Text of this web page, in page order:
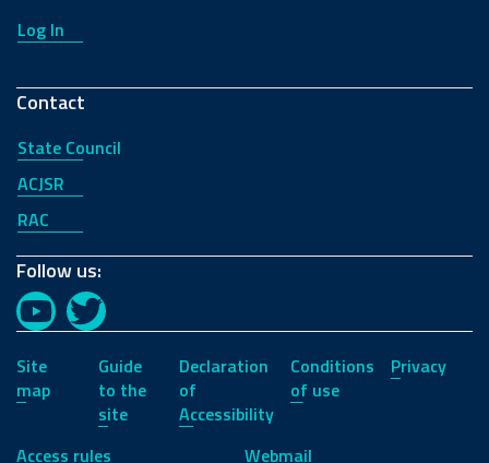
Log In
Contact
State Council
ACJSR
RAC
Follow us:
YouTubeTwitter
Site
map
Guide
to the
site
Declaration
of
Accessibility
Conditions
of use
Privacy
Access rules Webmail